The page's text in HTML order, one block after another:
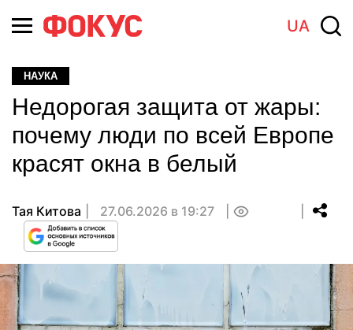
UA
НАУКА
Недорогая защита от жары:
почему люди по всей Европе
красят окна в белый
Тая Китова 27.06.2026 в 19:27